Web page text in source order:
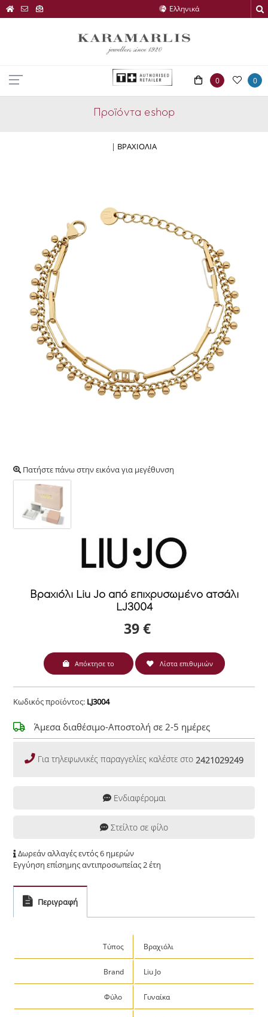
0 0
Προϊόντα eshop
| ΒΡΑΧΙΟΛΙΑ
Πατήστε πάνω στην εικόνα για μεγέθυνση
Βραχιόλι Liu Jo από επιχρυσωμένο ατσάλι
LJ3004
39 €
Απόκτησε το Λίστα επιθυμιών
Κωδικός προϊόντος: LJ3004
Άμεσα διαθέσιμο-Αποστολή σε 2-5 ημέρες
Για τηλεφωνικές παραγγελίες καλέστε στο 2421029249
Ενδιαφέρομαι
Στείλτο σε φίλο
Δωρεάν αλλαγές εντός 6 ημερών
Εγγύηση επίσημης αντιπροσωπείας 2 έτη
Περιγραφή
Τύπος Βραχιόλι
Brand Liu Jo
Φύλο Γυναίκα